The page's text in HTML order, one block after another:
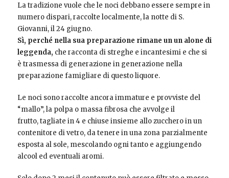
La tradizione vuole che le noci debbano essere sempre in
numero dispari, raccolte localmente, la notte di S.
Giovanni, il 24 giugno.
Sì, perché nella sua preparazione rimane un un alone di
leggenda, che racconta di streghe e incantesimi e che si
è trasmessa di generazione in generazione nella
preparazione famigliare di questo liquore.
Le noci sono raccolte ancora immature e provviste del
“mallo”, la polpa o massa fibrosa che avvolge il
frutto, tagliate in 4 e chiuse insieme allo zucchero in un
contenitore di vetro, da tenere in una zona parzialmente
esposta al sole, mescolando ogni tanto e aggiungendo
alcool ed eventuali aromi.